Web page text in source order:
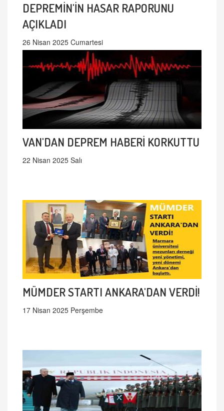
DEPREMİN'İN HASAR RAPORUNU
AÇIKLADI
26 Nisan 2025 Cumartesi
VAN'DAN DEPREM HABERİ KORKUTTU
22 Nisan 2025 Salı
MÜMDER STARTI ANKARA'DAN VERDİ!
17 Nisan 2025 Perşembe